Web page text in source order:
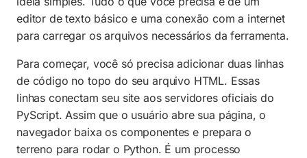
editor de texto básico e uma conexão com a internet
para carregar os arquivos necessários da ferramenta.
Para começar, você só precisa adicionar duas linhas
de código no topo do seu arquivo HTML. Essas
linhas conectam seu site aos servidores oficiais do
PyScript. Assim que o usuário abre sua página, o
navegador baixa os componentes e prepara o
terreno para rodar o Python. É um processo